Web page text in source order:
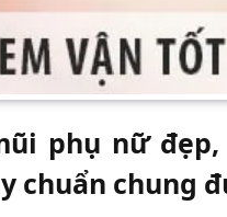
phụ nữ
chuẩn chung